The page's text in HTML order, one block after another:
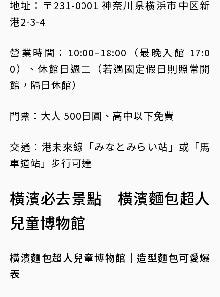
地址：〒231-0001 神奈川県横浜市中区新
港2-3-4
營業時間：10:00–18:00（最晚入館 17:0
0）、休館日週二（若遇國定假日則照常開
館，隔日休館）
門票：大人 500日圓、高中以下免費
交通：港未來線「みなとみらい站」或「馬
車道站」步行可達
橫濱必去景點｜橫濱麵包超人
兒童博物館
橫濱麵包超人兒童博物館｜造型麵包可愛爆
表